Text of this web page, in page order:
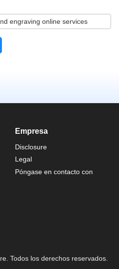
Empresa
Disclosure
Legal
Póngase en contacto con
Todos los derechos reservados.